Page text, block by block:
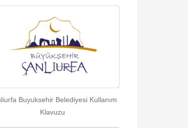
Buyuksehir Belediyesi Kullanım
Klavuzu